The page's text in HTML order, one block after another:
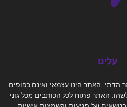
עלינו
הדתי. האתר הינו עצמאי ואינם כפופים
האתר פתוח לכל הכותבים מכל גוני
של פגיעות והשמצות אישיות.